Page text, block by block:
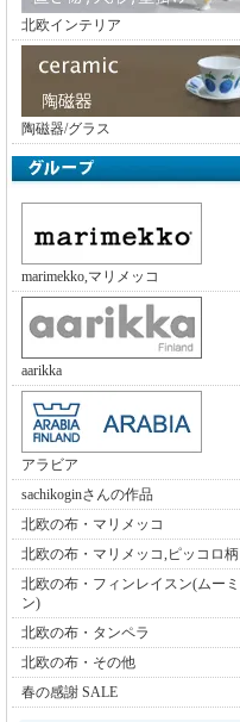
北欧インテリア
陶磁器/グラス
marimekko,マリメッコ
aarikka
アラビア
sachikoginさんの作品
北欧の布・マリメッコ
北欧の布・マリメッコ,ピッコロ柄
北欧の布・フィンレイスン(ムーミ
ン)
北欧の布・タンペラ
北欧の布・その他
春の感謝 SALE